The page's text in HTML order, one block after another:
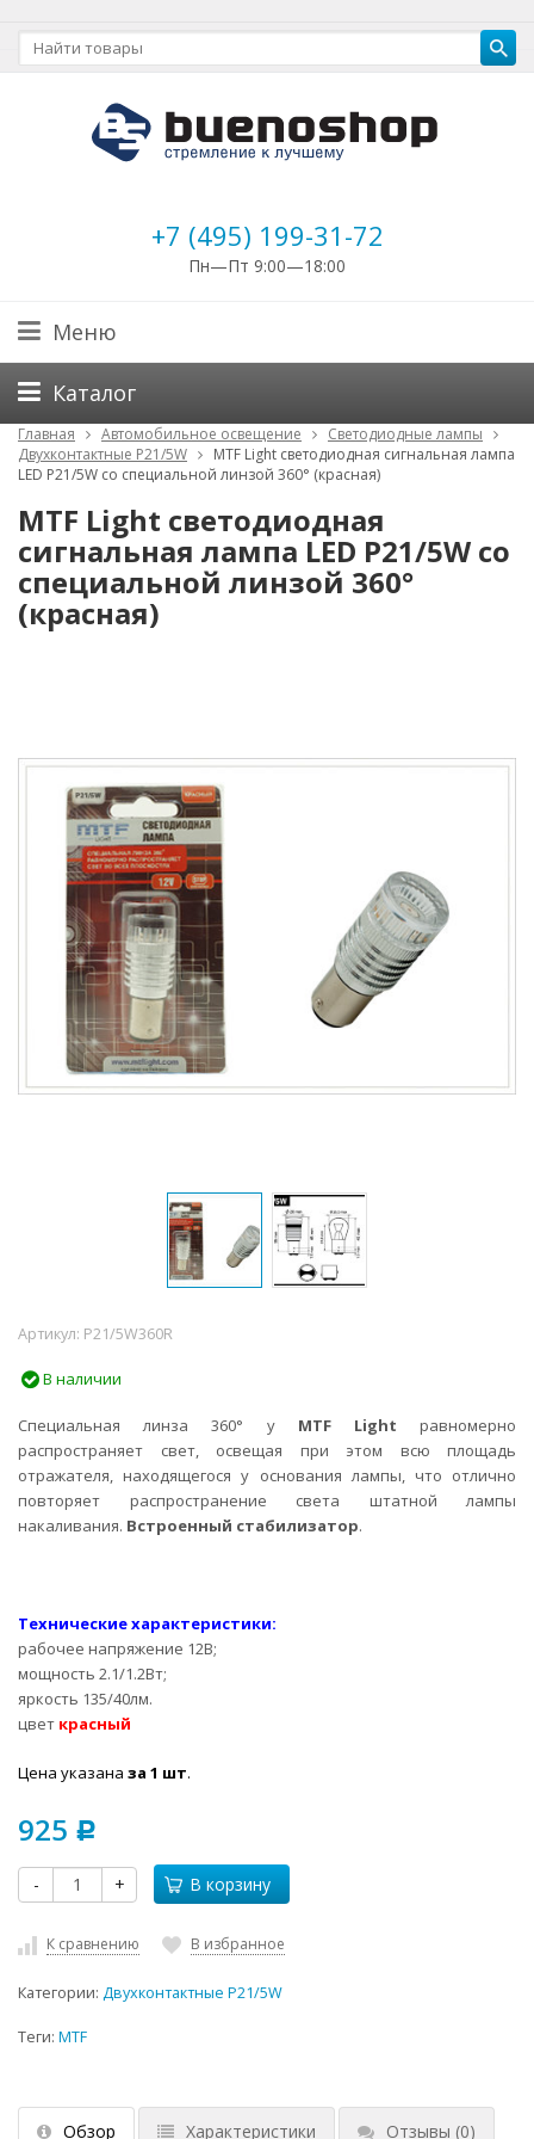
+7 (495) 199-31-72
Пн—Пт 9:00—18:00
Меню
Каталог
Главная Автомобильное освещение
Светодиодные лампы
Двухконтактные P21/5W
MTF Light светодиодная сигнальная лампа
LED P21/5W со специальной линзой 360° (красная)
MTF Light светодиодная
сигнальная лампа LED P21/5W со
специальной линзой 360°
(красная)
Артикул: P21/5W360R
В наличии
Специальная линза 360° у MTF Light равномерно
распространяет свет, освещая при этом всю площадь
отражателя, находящегося у основания лампы, что отлично
повторяет распространение света штатной лампы
накаливания. Встроенный стабилизатор.
Технические характеристики:
рабочее напряжение 12В;
мощность 2.1/1.2Вт;
яркость 135/40лм.
цвет красный
Цена указана за 1 шт.
925 Р
- + В корзину
К сравнению В избранное
Категории: Двухконтактные P21/5W
Теги: MTF
Обзор Характеристики Отзывы (0)